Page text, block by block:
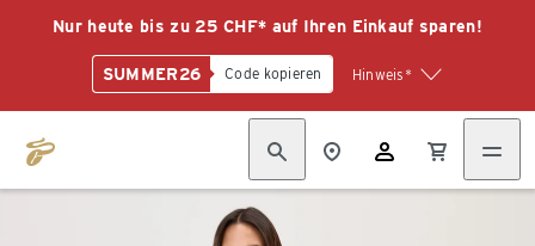
Nur heute bis zu 25 CHF* auf Ihren Einkauf sparen!
SUMMER26 Code kopieren Hinweis*